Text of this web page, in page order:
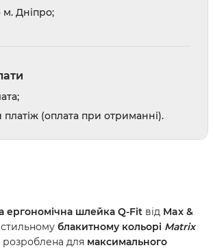
м. Дніпро;
(оплата при отриманні).
ергономічна шлейка Q-Fit від Max &
блакитному кольорі Matrix
для максимального